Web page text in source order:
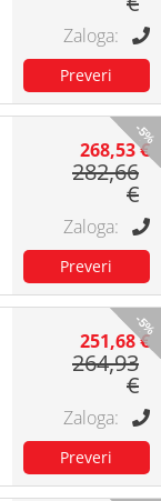
-5%
268,53 €
282,66
€
-5%
251,68 €
264,93
€